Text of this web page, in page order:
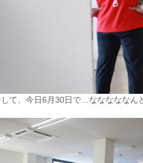
して、今日6月30日で…なななななん